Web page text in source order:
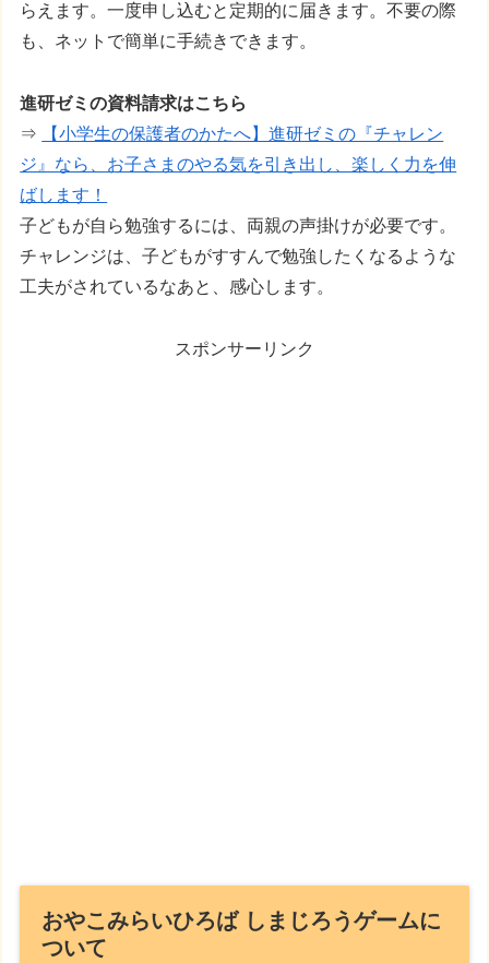
らえます。一度申し込むと定期的に届きます。不要の際
も、ネットで簡単に手続きできます。
進研ゼミの資料請求はこちら
⇒
【小学生の保護者のかたへ】進研ゼミの『チャレン
ジ』なら、お子さまのやる気を引き出し、楽しく力を伸
ばします！
子どもが自ら勉強するには、両親の声掛けが必要です。
チャレンジは、子どもがすすんで勉強したくなるような
工夫がされているなあと、感心します。
スポンサーリンク
おやこみらいひろば しまじろうゲームに
ついて